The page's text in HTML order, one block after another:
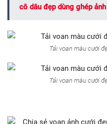
cô dâu đẹp dùng ghép
Tải voan màu cưới
Tải voan màu cưới